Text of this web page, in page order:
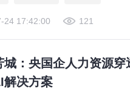
24 17:42:00 121
城：央国企人力资源穿
解决方案